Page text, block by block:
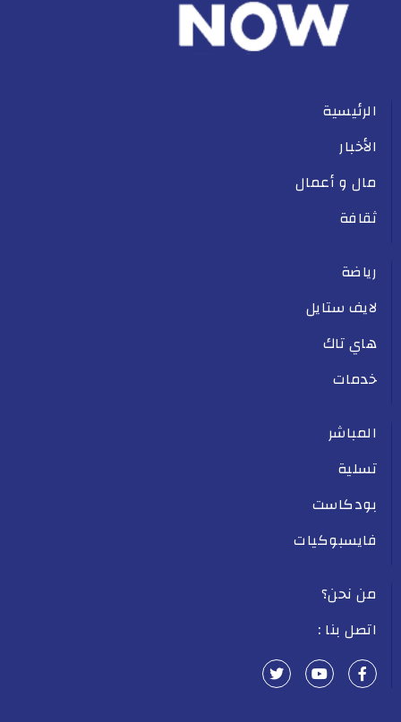
الرئيسية
الأخبار
مال و أعمال
ثقافة
رياضة
لايف ستايل
هاي تاك
خدمات
المباشر
تسلية
بودكاست
فايسبوكيات
من نحن؟
اتصل بنا :